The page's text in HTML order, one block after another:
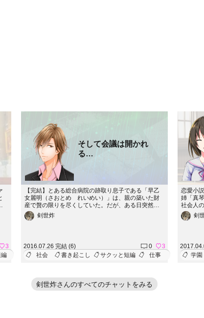
3
そして会議は開かれ
る…
【完結】とある総合病院の跡取り息子である「早乙
女麗明（さおとめ れいめい）」は、親の築いた財
産で贅の限りを尽くしていた。だが、ある日突然両
親が事故死し、総合病院の理事長を受け継ぐこと
に。ところが、その総合病院は今にも廃院になりそ
剣世炸
2016.07.26 完結 (6) 0
3
社会
書き起こし サクッと短編 仕事
恋愛小
姉「真
社会人
ー。社
さん、
実務検
クエス
れた検
剣
学園
剣世炸さんのすべてのチャットをみる